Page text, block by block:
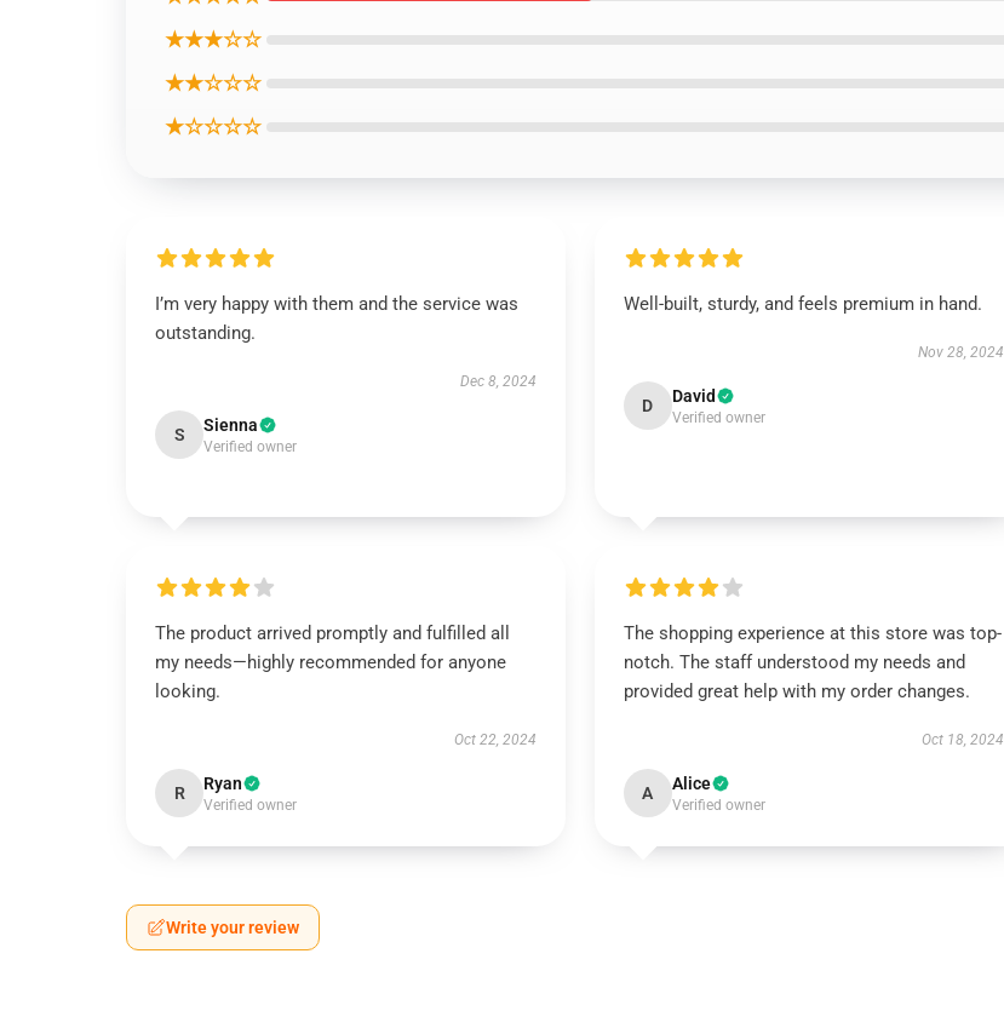
★★★☆☆
★★☆☆☆
★☆☆☆☆
I’m very happy with them and the service was
outstanding.
Dec 8, 2024
S Sienna
Verified owner
Well-built, sturdy, and feels premium in hand.
Nov 28, 2024
D David
Verified owner
The product arrived promptly and fulfilled all
my needs—highly recommended for anyone
looking.
Oct 22, 2024
R Ryan
Verified owner
The shopping experience at this store was top-
notch. The staff understood my needs and
provided great help with my order changes.
Oct 18, 2024
A Alice
Verified owner
Write your review